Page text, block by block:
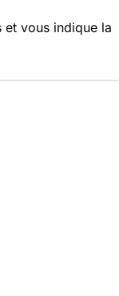
et vous indique la